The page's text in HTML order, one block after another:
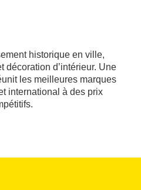
historique en ville,
décoration d’intérieur. Une
les meilleures marques
international à des prix